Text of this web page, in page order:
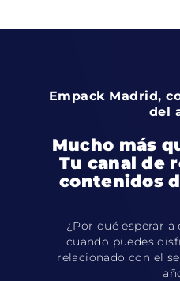
Empack Madrid,
del
Mucho más
Tu canal de
contenidos
¿Por qué esperar
cuando puedes
relacionado con el